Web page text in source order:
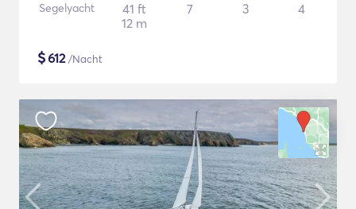
Segelyacht
41 ft
12 m
7 3 4
$612/Nacht